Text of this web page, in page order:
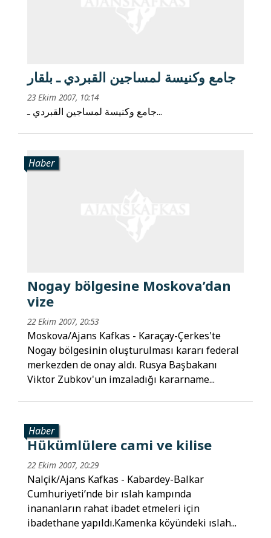
جامع وكنيسة لمساجين القبردي ـ بلقار
23 Ekim 2007, 10:14
جامع وكنيسة لمساجين القبردي ـ...
Haber
Nogay bölgesine Moskova’dan
vize
22 Ekim 2007, 20:53
Moskova/Ajans Kafkas - Karaçay-Çerkes'te
Nogay bölgesinin oluşturulması kararı federal
merkezden de onay aldı. Rusya Başbakanı
Viktor Zubkov'un imzaladığı kararname...
Haber
Hükümlülere cami ve kilise
22 Ekim 2007, 20:29
Nalçik/Ajans Kafkas - Kabardey-Balkar
Cumhuriyeti’nde bir ıslah kampında
inananların rahat ibadet etmeleri için
ibadethane yapıldı.Kamenka köyündeki ıslah...